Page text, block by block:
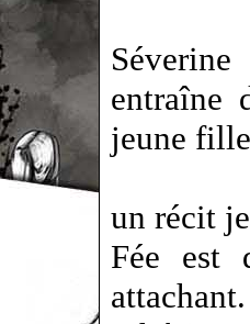
entraîne
jeune
un récit
Fée est